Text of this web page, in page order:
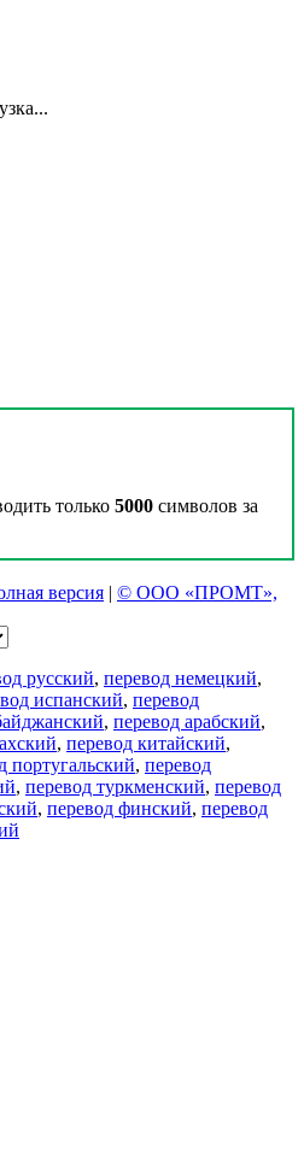
только 5000 символов за
версия | © ООО «ПРОМТ»,
русский, перевод немецкий,
испанский, перевод
, перевод арабский,
, перевод китайский,
португальский, перевод
, перевод туркменский, перевод
, перевод финский, перевод